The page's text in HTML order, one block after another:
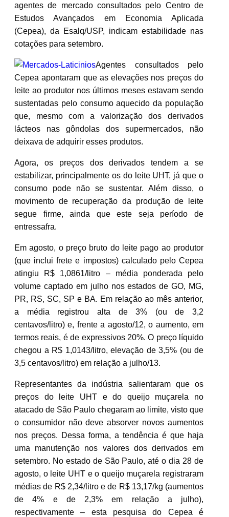
agentes de mercado consultados pelo Centro de
Estudos Avançados em Economia Aplicada
(Cepea), da Esalq/USP, indicam estabilidade nas
cotações para setembro.
Agentes consultados pelo
Cepea apontaram que as elevações nos preços do
leite ao produtor nos últimos meses estavam sendo
sustentadas pelo consumo aquecido da população
que, mesmo com a valorização dos derivados
lácteos nas gôndolas dos supermercados, não
deixava de adquirir esses produtos.
Agora, os preços dos derivados tendem a se
estabilizar, principalmente os do leite UHT, já que o
consumo pode não se sustentar. Além disso, o
movimento de recuperação da produção de leite
segue firme, ainda que este seja período de
entressafra.
Em agosto, o preço bruto do leite pago ao produtor
(que inclui frete e impostos) calculado pelo Cepea
atingiu R$ 1,0861/litro – média ponderada pelo
volume captado em julho nos estados de GO, MG,
PR, RS, SC, SP e BA. Em relação ao mês anterior,
a média registrou alta de 3% (ou de 3,2
centavos/litro) e, frente a agosto/12, o aumento, em
termos reais, é de expressivos 20%. O preço líquido
chegou a R$ 1,0143/litro, elevação de 3,5% (ou de
3,5 centavos/litro) em relação a julho/13.
Representantes da indústria salientaram que os
preços do leite UHT e do queijo muçarela no
atacado de São Paulo chegaram ao limite, visto que
o consumidor não deve absorver novos aumentos
nos preços. Dessa forma, a tendência é que haja
uma manutenção nos valores dos derivados em
setembro. No estado de São Paulo, até o dia 28 de
agosto, o leite UHT e o queijo muçarela registraram
médias de R$ 2,34/litro e de R$ 13,17/kg (aumentos
de 4% e de 2,3% em relação a julho),
respectivamente – esta pesquisa do Cepea é